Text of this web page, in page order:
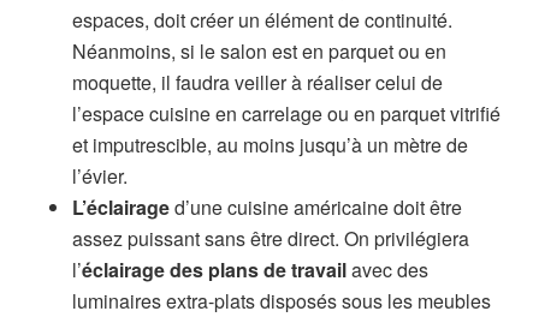
espaces, doit créer un élément de continuité.
Néanmoins, si le salon est en parquet ou en
moquette, il faudra veiller à réaliser celui de
l’espace cuisine en carrelage ou en parquet vitrifié
et imputrescible, au moins jusqu’à un mètre de
l’évier.
L’éclairaged’une cuisine américaine doit être
assez puissant sans être direct. On privilégiera
l’éclairage des plans de travailavec des
luminaires extra-plats disposés sous les meubles